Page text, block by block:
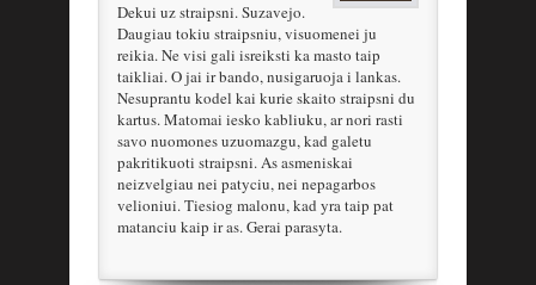
Dekui uz straipsni. Suzavejo.
Daugiau tokiu straipsniu, visuomenei ju
reikia. Ne visi gali isreiksti ka masto taip
taikliai. O jai ir bando, nusigaruoja i lankas.
Nesuprantu kodel kai kurie skaito straipsni du
kartus. Matomai iesko kabliuku, ar nori rasti
savo nuomones uzuomazgu, kad galetu
pakritikuoti straipsni. As asmeniskai
neizvelgiau nei patyciu, nei nepagarbos
velioniui. Tiesiog malonu, kad yra taip pat
matanciu kaip ir as. Gerai parasyta.